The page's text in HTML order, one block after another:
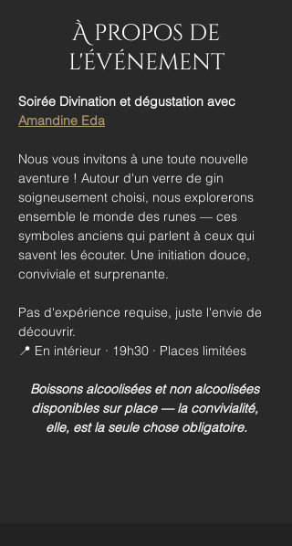
À propos de
l'événement
Soirée Divination et dégustation avec
Amandine Eda
Nous vous invitons à une toute nouvelle
aventure ! Autour d'un verre de gin
soigneusement choisi, nous explorerons
ensemble le monde des runes — ces
symboles anciens qui parlent à ceux qui
savent les écouter. Une initiation douce,
conviviale et surprenante.
Pas d'expérience requise, juste l'envie de
découvrir.
📍 En intérieur · 19h30 · Places limitées
Boissons alcoolisées et non alcoolisées
disponibles sur place — la convivialité,
elle, est la seule chose obligatoire.